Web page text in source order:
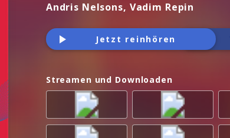
Andris Nelsons, Vadim Repin
Jetzt reinhören
Streamen und Downloaden